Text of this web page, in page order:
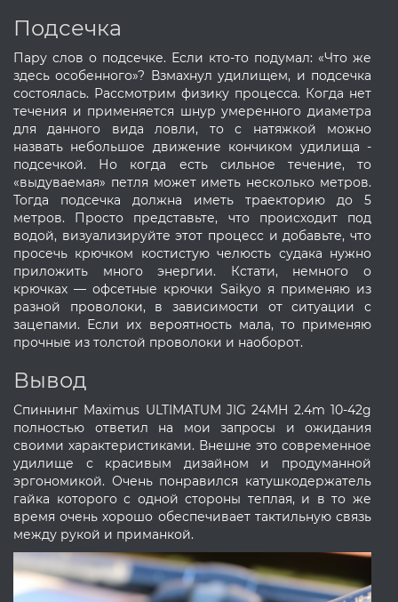
Подсечка
Пару слов о подсечке. Если кто-то подумал: «Что же
здесь особенного»? Взмахнул удилищем, и подсечка
состоялась. Рассмотрим физику процесса. Когда нет
течения и применяется шнур умеренного диаметра
для данного вида ловли, то с натяжкой можно
назвать небольшое движение кончиком удилища -
подсечкой. Но когда есть сильное течение, то
«выдуваемая» петля может иметь несколько метров.
Тогда подсечка должна иметь траекторию до 5
метров. Просто представьте, что происходит под
водой, визуализируйте этот процесс и добавьте, что
просечь крючком костистую челюсть судака нужно
приложить много энергии. Кстати, немного о
крючках — офсетные крючки Saikyo я применяю из
разной проволоки, в зависимости от ситуации с
зацепами. Если их вероятность мала, то применяю
прочные из толстой проволоки и наоборот.
Вывод
Спиннинг Maximus ULTIMATUM JIG 24MH 2.4m 10-42g
полностью ответил на мои запросы и ожидания
своими характеристиками. Внешне это современное
удилище с красивым дизайном и продуманной
эргономикой. Очень понравился катушкодержатель
гайка которого с одной стороны теплая, и в то же
время очень хорошо обеспечивает тактильную связь
между рукой и приманкой.